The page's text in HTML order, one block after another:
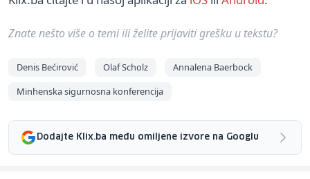
Znate nešto više o temi ili želite prijaviti grešku u tekstu?
Denis Bećirović Olaf Scholz
Annalena Baerbock
Minhenska sigurnosna konferencija
Dodajte Klix.ba među omiljene izvore na Googlu